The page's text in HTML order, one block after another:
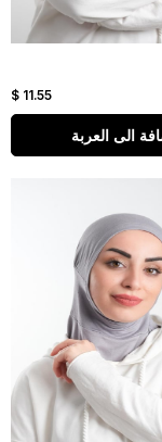
$ 11.55
الى العربة